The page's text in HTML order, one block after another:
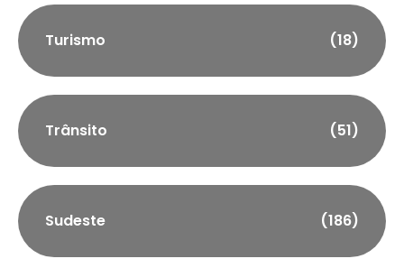
Turismo (18)
Trânsito (51)
Sudeste (186)